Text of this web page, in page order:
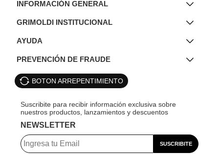
INFORMACIÓN GENERAL
GRIMOLDI INSTITUCIONAL
AYUDA
PREVENCIÓN DE FRAUDE
BOTON ARREPENTIMIENTO
NEWSLETTER